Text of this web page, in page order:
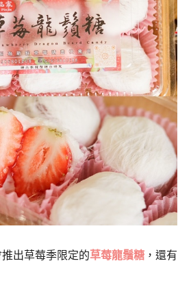
出草莓季限定的草莓龍鬚糖 ，還有